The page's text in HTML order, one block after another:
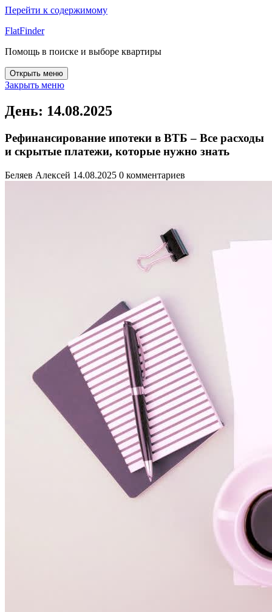
Перейти к содержимому
FlatFinder
Помощь в поиске и выборе квартиры
Открыть меню
Закрыть меню
День: 14.08.2025
Рефинансирование ипотеки в ВТБ – Все расходы
и скрытые платежи, которые нужно знать
Беляев Алексей 14.08.2025 0 комментариев